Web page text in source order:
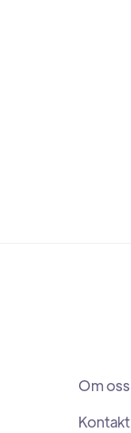
Om oss
Kontakt